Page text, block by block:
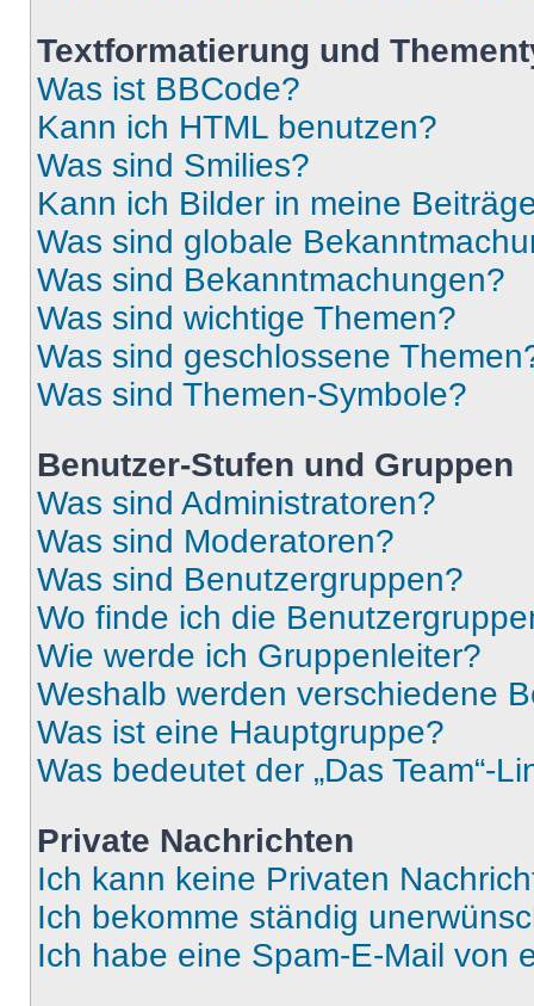
Textformatierung und
Was ist BBCode?
Kann ich HTML benutzen?
Was sind Smilies?
Kann ich Bilder in meine
Was sind globale
Was sind Bekanntmachungen?
Was sind wichtige Themen?
Was sind geschlossene
Was sind Themen-Symbole?
Benutzer-Stufen und Gruppen
Was sind Administratoren?
Was sind Moderatoren?
Was sind Benutzergruppen?
Wo finde ich die
Wie werde ich Gruppenleiter?
Weshalb werden verschiedene
Was ist eine Hauptgruppe?
Was bedeutet der „Das Team“-
Private Nachrichten
Ich kann keine Privaten
Ich bekomme ständig
Ich habe eine Spam-E-Mail von